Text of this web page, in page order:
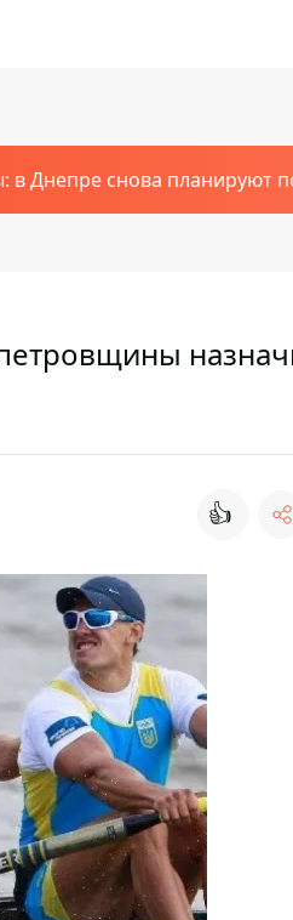
в Днепре снова планируют
👍